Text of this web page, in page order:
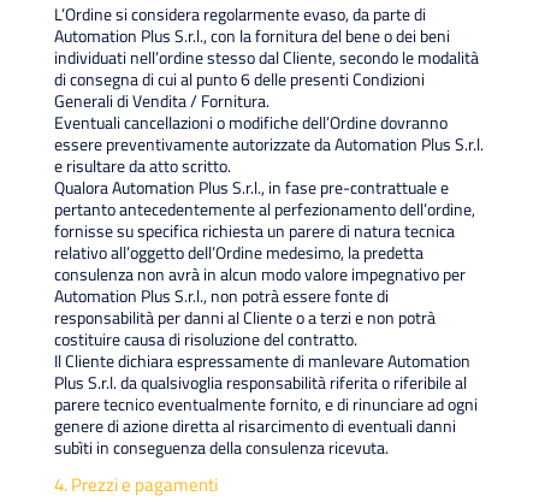
L’Ordine si considera regolarmente evaso, da parte di
Automation Plus S.r.l., con la fornitura del bene o dei beni
individuati nell’ordine stesso dal Cliente, secondo le modalità
di consegna di cui al punto 6 delle presenti Condizioni
Generali di Vendita / Fornitura.
Eventuali cancellazioni o modifiche dell’Ordine dovranno
essere preventivamente autorizzate da Automation Plus S.r.l.
e risultare da atto scritto.
Qualora Automation Plus S.r.l., in fase pre-contrattuale e
pertanto antecedentemente al perfezionamento dell’ordine,
fornisse su specifica richiesta un parere di natura tecnica
relativo all’oggetto dell’Ordine medesimo, la predetta
consulenza non avrà in alcun modo valore impegnativo per
Automation Plus S.r.l., non potrà essere fonte di
responsabilità per danni al Cliente o a terzi e non potrà
costituire causa di risoluzione del contratto.
Il Cliente dichiara espressamente di manlevare Automation
Plus S.r.l. da qualsivoglia responsabilità riferita o riferibile al
parere tecnico eventualmente fornito, e di rinunciare ad ogni
genere di azione diretta al risarcimento di eventuali danni
subìti in conseguenza della consulenza ricevuta.
4. Prezzi e pagamenti